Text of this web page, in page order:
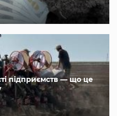
підприємств — що це